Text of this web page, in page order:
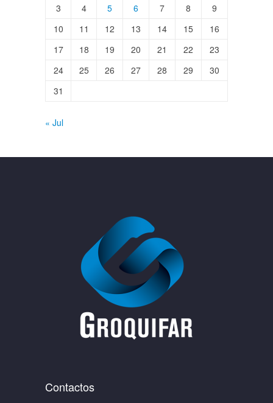
3
4 5 6 7 8
9
10
11 12 13 14 15
16
17
18 19 20 21 22
23
24
25 26 27 28 29
30
31
« Jul
Contactos